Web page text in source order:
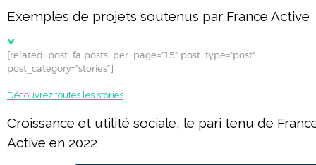
Exemples de projets soutenus par France Active
[related_post_fa posts_per_page="15" post_type="post"
post_category="stories"]
Découvrez toutes les stories
Croissance et utilité sociale, le pari tenu de
Active en 2022